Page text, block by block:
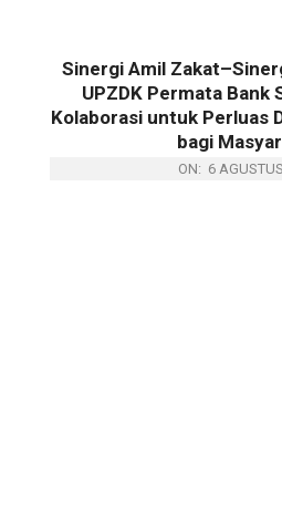
Sinergi Amil
UPZDK Permata Bank
Kolaborasi untuk Perluas
bagi
ON: 6